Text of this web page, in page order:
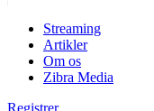
Streaming
Artikler
Om os
Zibra Media
Registrer